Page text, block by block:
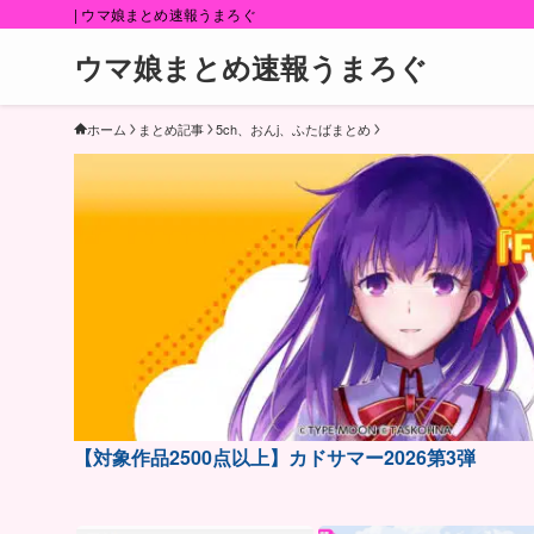
| ウマ娘まとめ速報うまろぐ
ウマ娘まとめ速報うまろぐ
ホーム まとめ記事 5ch、おんj、ふたばまとめ
【対象作品2500点以上】カドサマー2026第3弾